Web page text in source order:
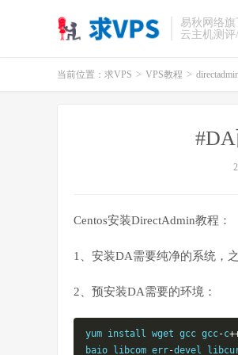
易秋网络
云主机测
当前位置： 求VPS > VPS教程 >
Centos安装DirectAdmin教程：
1、安装DA需要纯净的系统，
2、预安装DA需要的环境：
yum install wget gcc gcc-c
baio libcom_err-devel